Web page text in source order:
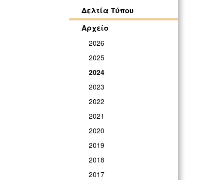
Δελτία Τύπου
Αρχείο
2026
2025
2024
2023
2022
2021
2020
2019
2018
2017